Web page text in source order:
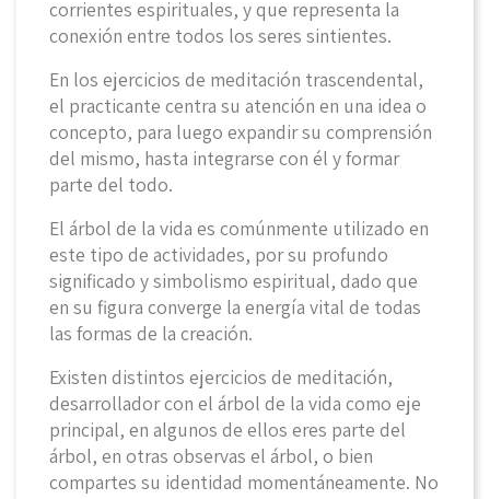
corrientes espirituales, y que representa la
conexión entre todos los seres sintientes.
En los ejercicios de meditación trascendental,
el practicante centra su atención en una idea o
concepto, para luego expandir su comprensión
del mismo, hasta integrarse con él y formar
parte del todo.
El árbol de la vida es comúnmente utilizado en
este tipo de actividades, por su profundo
significado y simbolismo espiritual, dado que
en su figura converge la energía vital de todas
las formas de la creación.
Existen distintos ejercicios de meditación,
desarrollador con el árbol de la vida como eje
principal, en algunos de ellos eres parte del
árbol, en otras observas el árbol, o bien
compartes su identidad momentáneamente. No